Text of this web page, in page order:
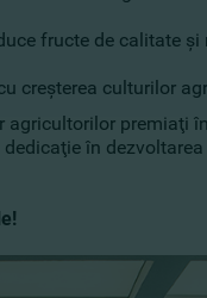
fructe de calitate
creşterea culturilor
premiaţi
în